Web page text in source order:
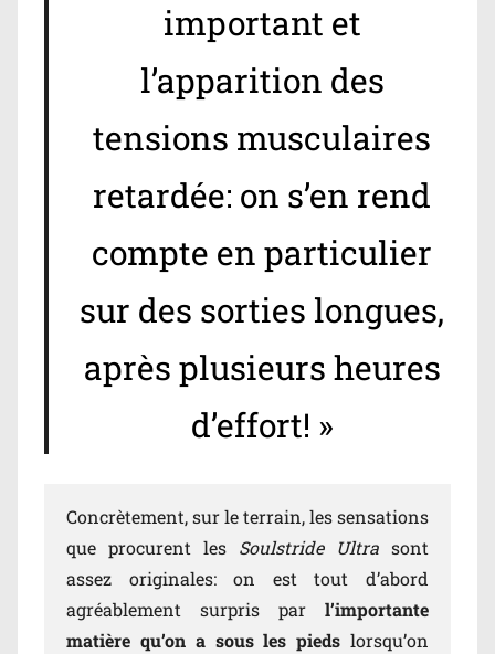
important et
l’apparition des
tensions musculaires
retardée: on s’en rend
compte en particulier
sur des sorties longues,
après plusieurs heures
d’effort! »
Concrètement, sur le terrain, les sensations
que procurent les Soulstride Ultra sont
assez originales: on est tout d’abord
agréablement surpris par l’importante
matière qu’on a sous les pieds lorsqu’on